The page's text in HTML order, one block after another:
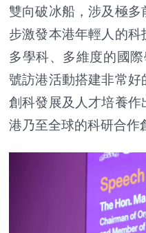
雙向破冰船，涉及極
步激發本港年輕人的
多學科、多維度的國
號訪港活動搭建非常
創科發展及人才培養
港乃至全球的科研合作